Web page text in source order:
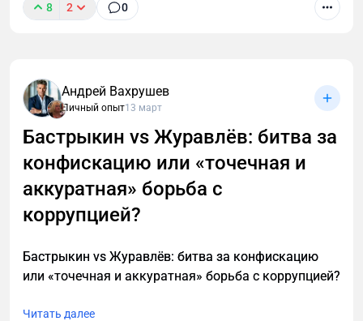
8 2 0
Андрей Вахрушев
Личный опыт13 март
Бастрыкин vs Журавлёв: битва за
конфискацию или «точечная и
аккуратная» борьба с
коррупцией?
Бастрыкин vs Журавлёв: битва за конфискацию
или «точечная и аккуратная» борьба с коррупцией?
Читать далее